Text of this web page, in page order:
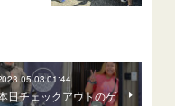
01:44
日チェックアウトのゲ